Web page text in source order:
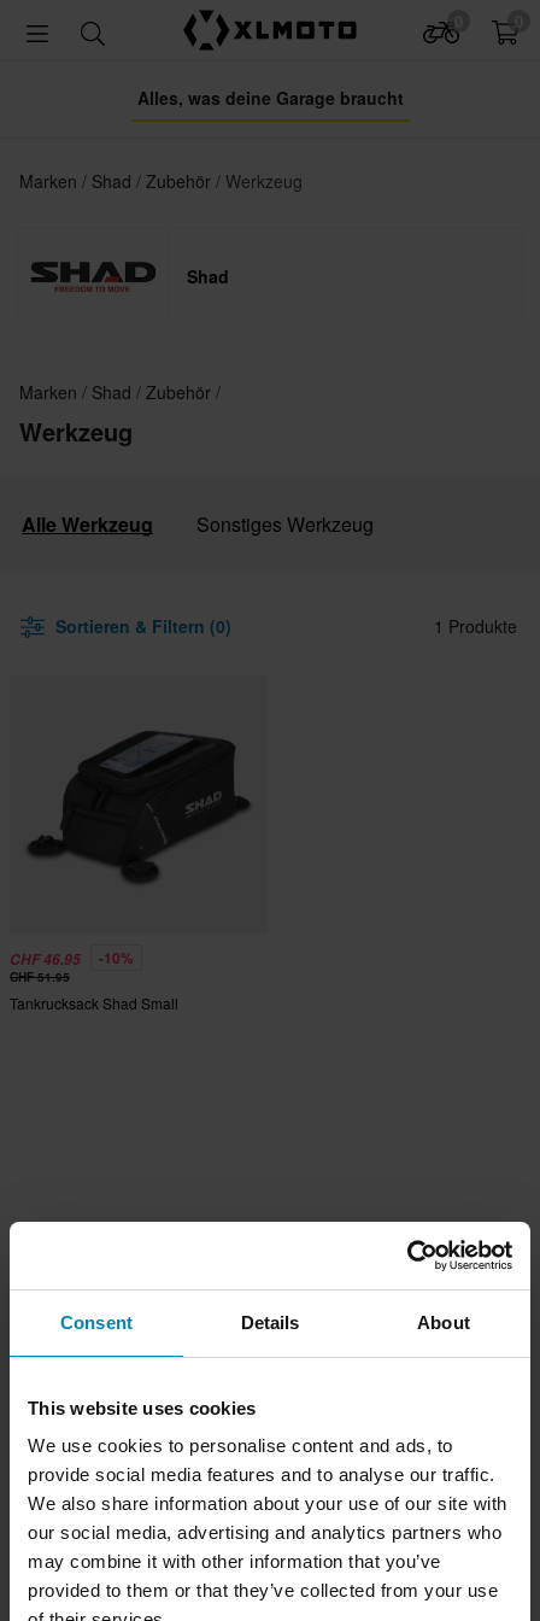
Consent Details About
This website uses cookies
We use cookies to personalise content and ads, to
provide social media features and to analyse our traffic.
We also share information about your use of our site with
our social media, advertising and analytics partners who
may combine it with other information that you’ve
provided to them or that they’ve collected from your use
Alles, was deine Garage braucht
Marken Shad Zubehör Werkzeug
Shad
Marken Shad Zubehör
Werkzeug
Alle Werkzeug Sonstiges Werkzeug
Sortieren & Filtern (0) 1 Produkte
CHF 46.95 -10%
CHF 51.95
Tankrucksack Shad Small